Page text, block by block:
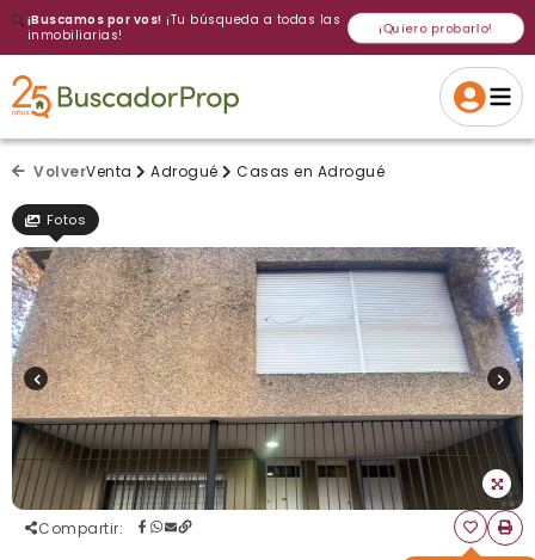
🔍¡Buscamos por vos! ¡Tu búsqueda a todas las
inmobiliarias!
¡Quiero probarlo!
Cancelar Si, eliminar
Gracias
Volver a intentar
VolverVenta Adrogué Casas en Adrogué
Fotos
Compartir: